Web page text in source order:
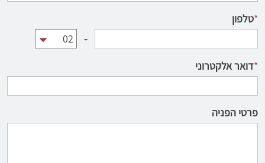
טלפון*
-
דואר אלקטרוני*
פרטי הפניה